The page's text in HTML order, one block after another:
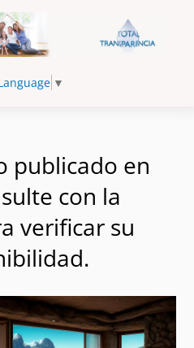
▼
publicado en
con la
verificar su